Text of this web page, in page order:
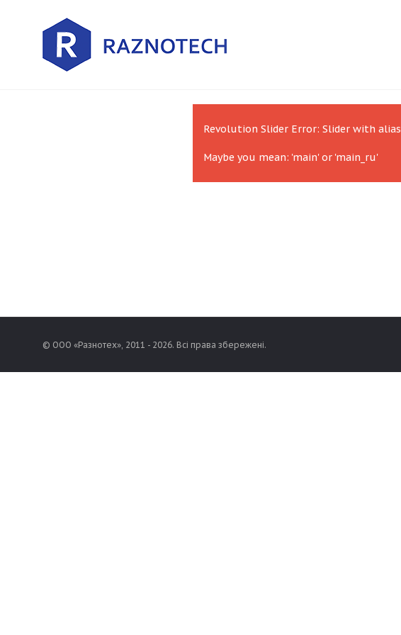
Revolution Slider Error: Slider with alias
Maybe you mean: 'main' or 'main_ru'
© ООО «Разнотех», 2011 - 2026. Всі права збережені.